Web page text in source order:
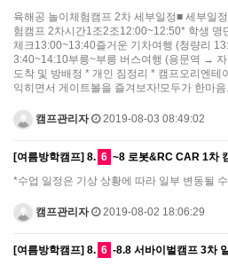
육해공 놀이체험캠프 2차 세부일정■ 세부일
험캠프 2차시간1조2조12:00~12:50* 학생 명
체크13:00~13:40즐거운 기차여행 (청량리
3:40~14:10부릉~부릉 버스여행 (용문역 →
도착 및 방배정 * 개인 짐정리 * 캠프오리엔
익히면서 게이트볼을 즐겨보자!모두가 한마
캠프관리자 2019-08-03 08:49:02
[여름방학캠프] 8. 6 ~8 로봇&RC CAR 1차
*수업 일정은 기상 상황에 따라 일부 변동될
캠프관리자 2019-08-02 18:06:29
[여름방학캠프] 8. 6 -8.8 서바이벌캠프 3차